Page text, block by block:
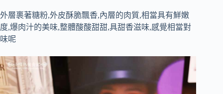
外層裹著糖粉,外皮酥脆飄香,內層的肉質,相當具有鮮嫩
度,爆肉汁的美味,整體酸酸甜甜,具甜香滋味,感覺相當對
味呢